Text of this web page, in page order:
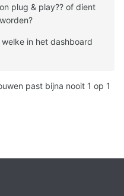
plug & play?? of dient
in het dashboard
past bijna nooit 1 op 1